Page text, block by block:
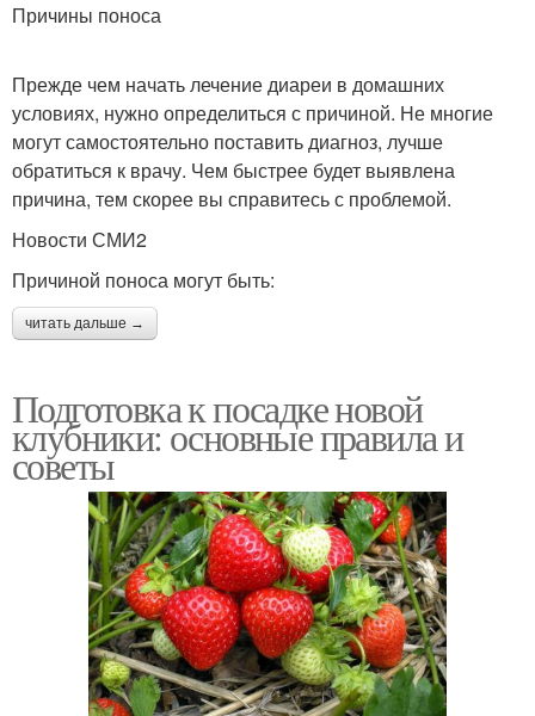
Причины поноса
Прежде чем начать лечение диареи в домашних
условиях, нужно определиться с причиной. Не многие
могут самостоятельно поставить диагноз, лучше
обратиться к врачу. Чем быстрее будет выявлена
причина, тем скорее вы справитесь с проблемой.
Новости СМИ2
Причиной поноса могут быть:
читать дальше →
Подготовка к посадке новой
клубники: основные правила и
советы